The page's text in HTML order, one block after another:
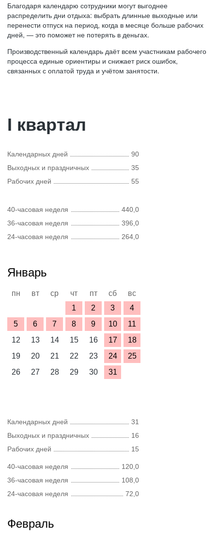
Благодаря календарю сотрудники могут выгоднее
распределить дни отдыха: выбрать длинные выходные или
перенести отпуск на период, когда в месяце больше рабочих
дней, — это поможет не потерять в деньгах.
Производственный календарь даёт всем участникам рабочего
процесса единые ориентиры и снижает риск ошибок,
связанных с оплатой труда и учётом занятости.
I квартал
Календарных дней
90
Выходных и праздничных
35
Рабочих дней
55
40-часовая неделя
440,0
36-часовая неделя
396,0
24-часовая неделя
264,0
Январь
пн вт ср чт пт сб
вс
1
2 3
4
5
6 7 8 9 10
11
12
13 14 15 16 17
18
19
20 21 22 23 24
25
26
27 28 29 30 31
Календарных дней
31
Выходных и праздничных
16
Рабочих дней
15
40-часовая неделя
120,0
36-часовая неделя
108,0
24-часовая неделя
72,0
Февраль